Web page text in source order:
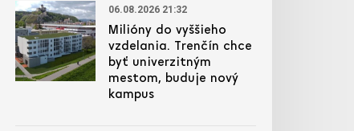
06.08.2026 21:32
Milióny do vyššieho
vzdelania. Trenčín chce
byť univerzitným
mestom, buduje nový
kampus